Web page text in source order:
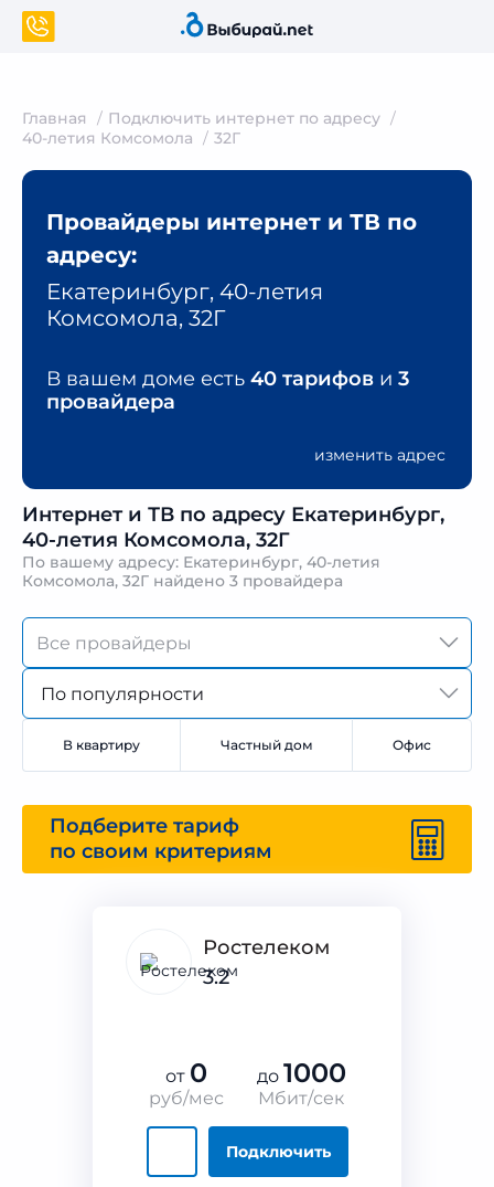
Главная
Подключить интернет по адресу
40-летия Комсомола
32Г
изменить адрес
Провайдеры интернет и ТВ по
адресу:
Екатеринбург, 40-летия
Комсомола, 32Г
В вашем доме есть 40 тарифов и 3
провайдера
Интернет и ТВ по адресу Екатеринбург,
40-летия Комсомола, 32Г
По вашему адресу: Екатеринбург, 40-летия
Комсомола, 32Г найдено 3 провайдера
По популярности
В квартиру Частный дом Офис
Подберите тариф
по своим критериям
Ростелеком
3.2
от 0
руб/мес
до 1000
Мбит/сек
Подключить